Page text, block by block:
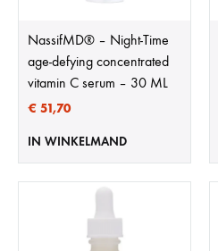
NassifMD®️ – Night-Time
age-defying concentrated
vitamin C serum – 30 ML
€ 51,70
IN WINKELMAND